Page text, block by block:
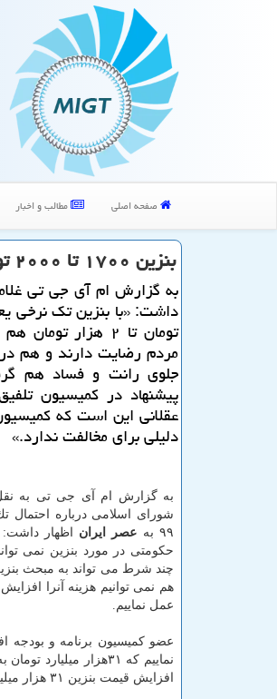
صفحه اصلی مطالب و اخبار
بنزین ۱۷۰۰ تا ۲۰۰۰ تومانی در راه است؟
به گزارش ام آی جی تی
مردم رضایت دارند و هم
جلوی رانت و فساد هم
پیشنهاد در كمیسیون
عقلانی این است كه
دلیلی برای مخالفت ندارد.»
به گزارش ام آی جی تی به
شورای اسلامی درباره
۹۹ به
عصر ایران
هم نمی توانیم هزینه آنرا
عمل نماییم.
نماییم كه ۳۱هزار
افزایش قیمت بنزین ۳۱ هزار میلیارد ریال درآمد كسب می شود كه ما این عدد را با فرمولی كه طراحی نموده ایم به دولت می دهیم.